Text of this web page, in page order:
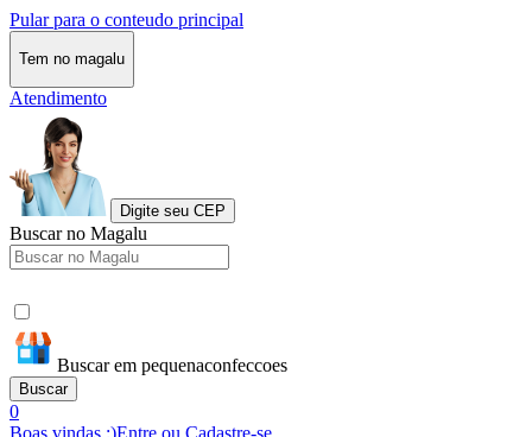
Pular para o conteudo principal
Tem no magalu
Atendimento
Digite seu CEP
Buscar no Magalu
Buscar em pequenaconfeccoes
Buscar
0
Boas vindas :)Entre ou Cadastre-se